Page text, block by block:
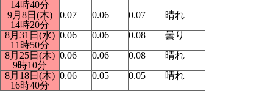
14時40分
9月8日(木)
14時20分
0.07 0.06 0.07
晴れ
8月31日(水)
11時50分
0.06 0.06 0.08
曇り
8月25日(木)
9時10分
0.06 0.06 0.08
晴れ
8月18日(木)
16時40分
0.06 0.05 0.05 晴れ